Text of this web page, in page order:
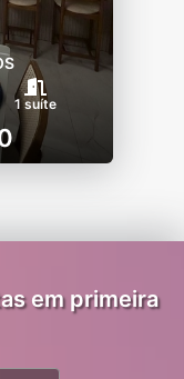
1 suíte
em primeira